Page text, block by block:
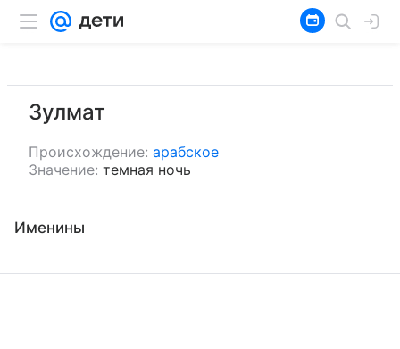
Зулмат
Происхождение: арабское
Значение: темная ночь
Именины